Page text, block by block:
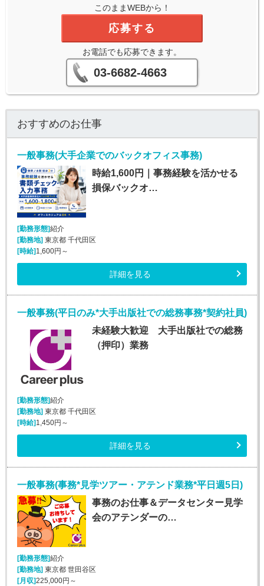
このままWEBから！
応募する
お電話でも応募できます。
03-6682-4663
おすすめのお仕事
一般事務(大手企業でのバックオフィス事務)
時給1,600円｜事務経験を活かせる
損保バックオ…
[勤務形態]紹介
[勤務地]東京都 千代田区
[時給]1,600円～
詳細を見る
一般事務(平日のみ*大手出版社での総務事務*契約社員)
未経験大歓迎 大手出版社での総務
（押印）業務
[勤務形態]紹介
[勤務地] 東京都 千代田区
[時給] 1,450円～
詳細を見る
一般事務(事務*見学ツアー・アテンド業務*平日週5日)
事務のお仕事＆データセンター見学
会のアテンダーの…
[勤務形態]紹介
[勤務地] 東京都 世田谷区
[月収]225,000円～